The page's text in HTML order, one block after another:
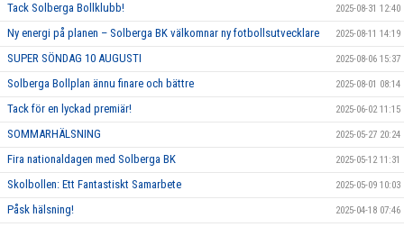
Tack Solberga Bollklubb! 2025-08-31 12:40
Ny energi på planen – Solberga BK välkomnar ny fotbollsutvecklare 2025-08-11 14:19
SUPER SÖNDAG 10 AUGUSTI 2025-08-06 15:37
Solberga Bollplan ännu finare och bättre 2025-08-01 08:14
Tack för en lyckad premiär! 2025-06-02 11:15
SOMMARHÄLSNING 2025-05-27 20:24
Fira nationaldagen med Solberga BK 2025-05-12 11:31
Skolbollen: Ett Fantastiskt Samarbete 2025-05-09 10:03
Påsk hälsning! 2025-04-18 07:46